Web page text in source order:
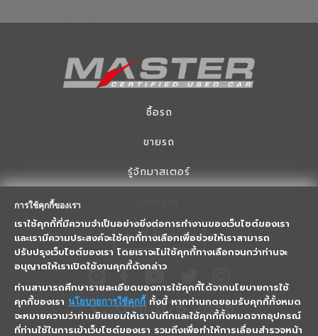
ซื้อรถ
ขายรถ
รู้จักมาสเตอร์
ที่ตั้งสาขา
094 678 2888
การใช้คุกกี้ของเรา
เราใช้คุกกี้ที่มีความจำเป็นอย่างยิ่งต่อการทำงานของเว็บไซต์ของเรา
และเรามีความประสงค์จะใช้คุกกี้ทางเลือกเพื่อช่วยให้เราสามารถ
ปรับปรุงเว็บไซต์ของเรา โดยเราจะไม่ใช้คุกกี้ทางเลือกจนกว่าท่านจะ
อนุญาตให้เราเปิดใช้งานคุกกี้ดังกล่าว
ท่านสามารถศึกษารายละเอียดของการใช้คุกกี้ได้จากนโยบายการใช้
คุกกี้ของเรา นโยบายการใช้คุกกี้ ทั้งนี้ หากท่านกดยอมรับคุกกี้ทั้งหมด
จะหมายความว่าท่านยินยอมให้เราบันทึกและใช้คุกกี้ทั้งหมดจากอุปกรณ์
ที่ท่านใช้ในการเข้าเว็บไซต์ของเรา รวมถึงเพื่อทำให้การเลื่อนสำรวจหน้า